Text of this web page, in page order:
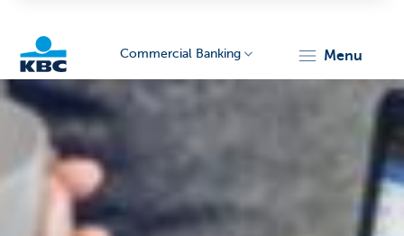
KBC
Commercial Banking menu